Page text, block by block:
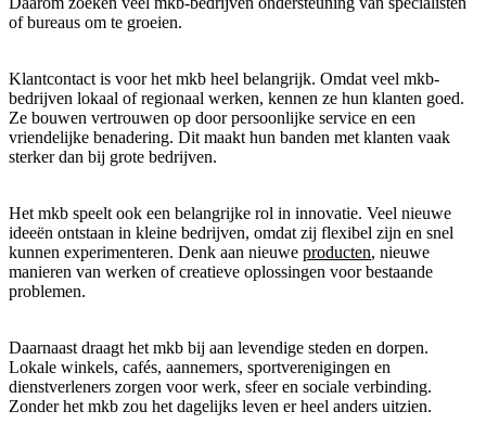
of bureaus om te groeien.
Klantcontact is voor het mkb heel belangrijk. Omdat veel mkb-
bedrijven lokaal of regionaal werken, kennen ze hun klanten goed.
Ze bouwen vertrouwen op door persoonlijke service en een
vriendelijke benadering. Dit maakt hun banden met klanten vaak
sterker dan bij grote bedrijven.
Het mkb speelt ook een belangrijke rol in innovatie. Veel nieuwe
ideeën ontstaan in kleine bedrijven, omdat zij flexibel zijn en snel
kunnen experimenteren. Denk aan nieuwe producten, nieuwe
manieren van werken of creatieve oplossingen voor bestaande
problemen.
Daarnaast draagt het mkb bij aan levendige steden en dorpen.
Lokale winkels, cafés, aannemers, sportverenigingen en
dienstverleners zorgen voor werk, sfeer en sociale verbinding.
Zonder het mkb zou het dagelijks leven er heel anders uitzien.